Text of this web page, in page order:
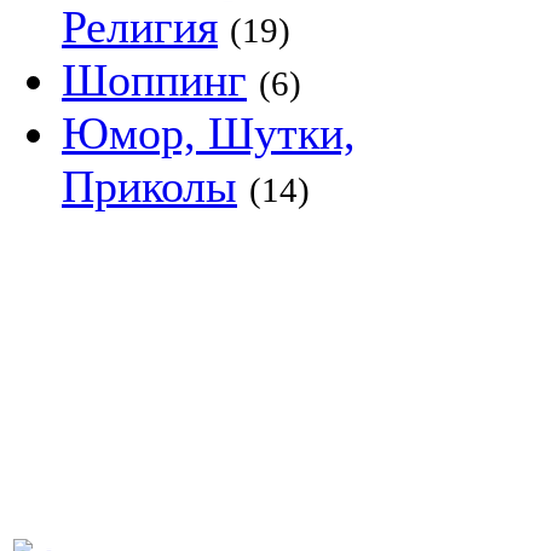
Религия (19)
Шоппинг (6)
Юмор, Шутки,
Приколы (14)